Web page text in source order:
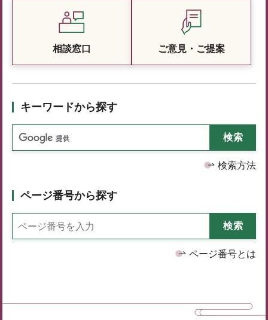
相談窓口 ご意見・ご提案
キーワードから探す
検索方法
ページ番号から探す
ページ番号とは